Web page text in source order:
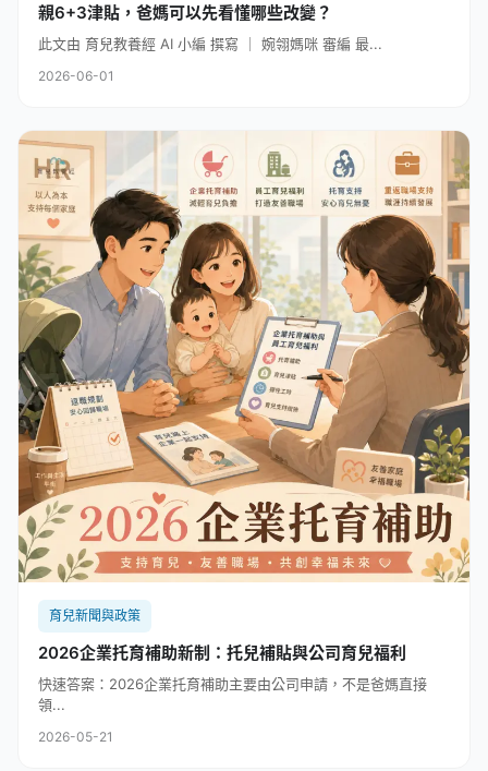
親6+3津貼，爸媽可以先看懂哪些改變？
此文由 育兒教養經 AI 小編 撰寫 ｜ 婉翎媽咪 審編 最...
2026-06-01
育兒新聞與政策
2026企業托育補助新制：托兒補貼與公司育兒福利
快速答案：2026企業托育補助主要由公司申請，不是爸媽直接
領...
2026-05-21